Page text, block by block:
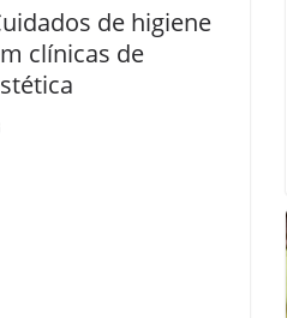
de higiene
clínicas de